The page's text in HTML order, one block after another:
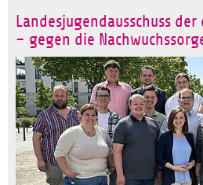
Landesjugendausschuss
– gegen die